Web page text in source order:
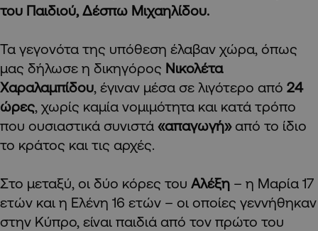
του Παιδιού, Δέσπω Μιχαηλίδου.
Τα γεγονότα της υπόθεση έλαβαν χώρα, όπως
μας δήλωσε η δικηγόρος Νικολέτα
Χαραλαμπίδου , έγιναν μέσα σε λιγότερο από 24
ώρες , χωρίς καμία νομιμότητα και κατά τρόπο
που ουσιαστικά συνιστά «απαγωγή»από το ίδιο
το κράτος και τις αρχές.
Στο μεταξύ, οι δύο κόρες του Αλέξη – η Μαρία 17
ετών και η Ελένη 16 ετών – οι οποίες γεννήθηκαν
στην Κύπρο, είναι παιδιά από τον πρώτο του